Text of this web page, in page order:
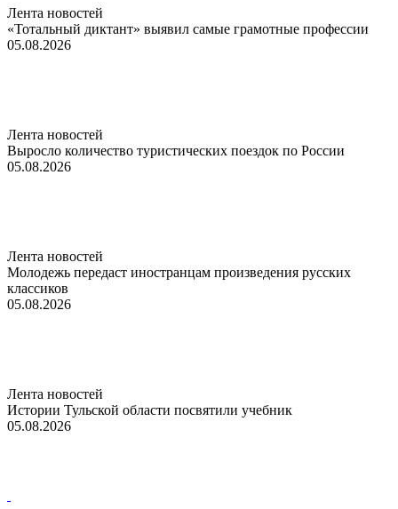
Лента новостей
«Тотальный диктант» выявил самые грамотные профессии
05.08.2026
Лента новостей
Выросло количество туристических поездок по России
05.08.2026
Лента новостей
Молодежь передаст иностранцам произведения русских
классиков
05.08.2026
Лента новостей
Истории Тульской области посвятили учебник
05.08.2026